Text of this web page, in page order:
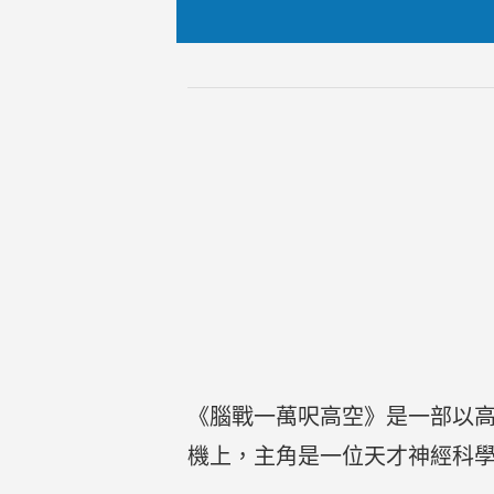
《腦戰一萬呎高空》是一部以
機上，主角是一位天才神經科